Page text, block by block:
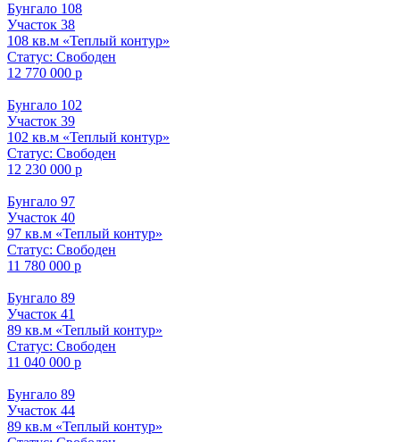
Бунгало 108
Участок 38
108 кв.м «Теплый контур»
Статус: Свободен
12 770 000 р
Бунгало 102
Участок 39
102 кв.м «Теплый контур»
Статус: Свободен
12 230 000 р
Бунгало 97
Участок 40
97 кв.м «Теплый контур»
Статус: Свободен
11 780 000 р
Бунгало 89
Участок 41
89 кв.м «Теплый контур»
Статус: Свободен
11 040 000 р
Бунгало 89
Участок 44
89 кв.м «Теплый контур»